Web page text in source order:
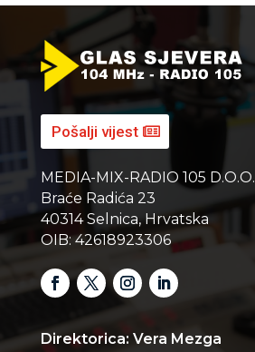
Pošalji vijest
MEDIA-MIX-RADIO 105 D.O.O.
Braće Radića 23
40314 Selnica, Hrvatska
OIB: 42618923306
Direktorica: Vera Mezga